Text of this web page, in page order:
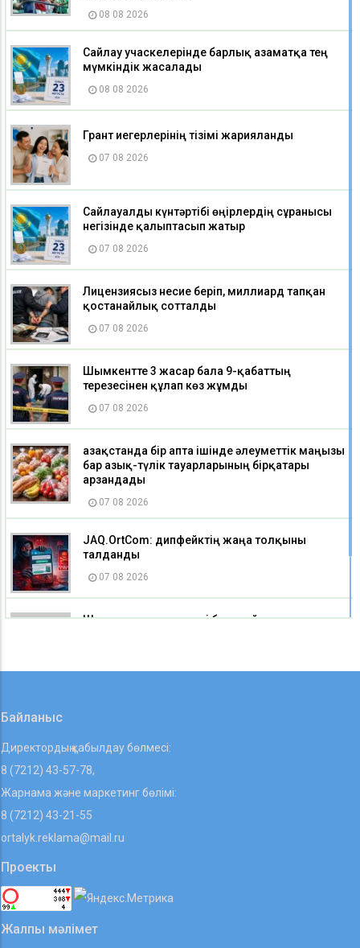
08 08 2026
Сайлау учаскелерінде барлық азаматқа тең
мүмкіндік жасалады
08 08 2026
Грант иегерлерінің тізімі жарияланды
07 08 2026
Сайлауалды күнтәртібі өңірлердің сұранысы
негізінде қалыптасып жатыр
07 08 2026
Лицензиясыз несие беріп, миллиард тапқан
қостанайлық сотталды
07 08 2026
Шымкентте 3 жасар бала 9-қабаттың
терезесінен құлап көз жұмды
07 08 2026
Қазақстанда бір апта ішінде әлеуметтік маңызы
бар азық-түлік тауарларының бірқатары
арзандады
07 08 2026
JAQ.OrtCom: дипфейктің жаңа толқыны
талданды
07 08 2026
Шығыс Қазақстанда екі балақай телевизиялық
07 08 2026
Байланыс
Директордың қабылдау бөлмесі:
8 (7212) 43-57-78,
Жарнама және маркетинг бөлімі:
8 (7212) 43-21-55
ortalyk.reklama@mail.ru
Проекты
Жалпы мәлімет